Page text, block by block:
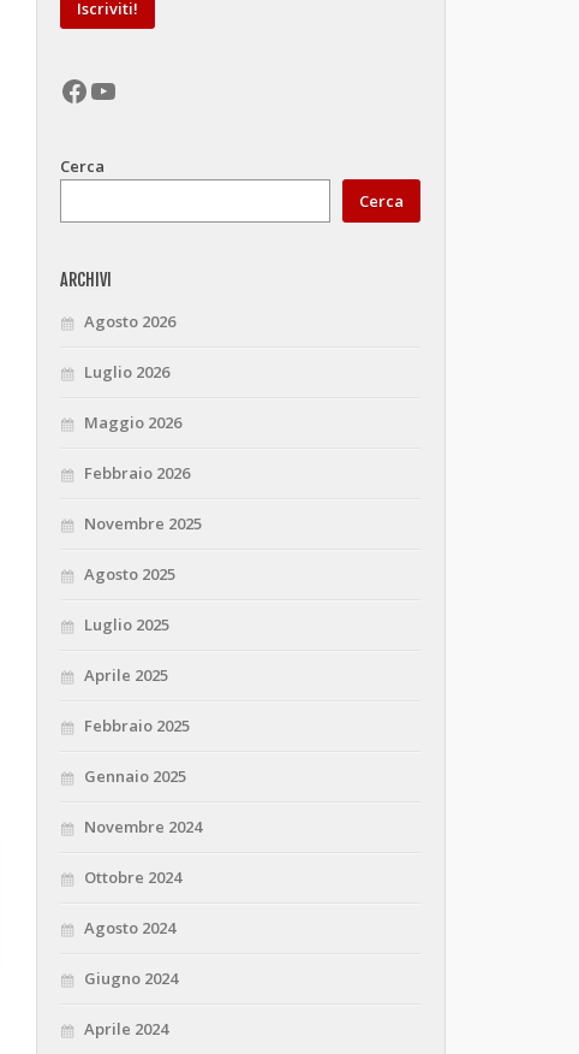
Facebook
YouTube
Cerca
Cerca
ARCHIVI
Agosto 2026
Luglio 2026
Maggio 2026
Febbraio 2026
Novembre 2025
Agosto 2025
Luglio 2025
Aprile 2025
Febbraio 2025
Gennaio 2025
Novembre 2024
Ottobre 2024
Agosto 2024
Giugno 2024
Aprile 2024